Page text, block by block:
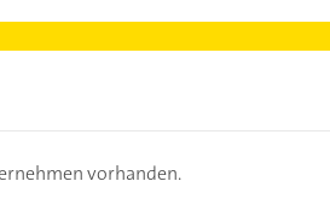
vorhanden.